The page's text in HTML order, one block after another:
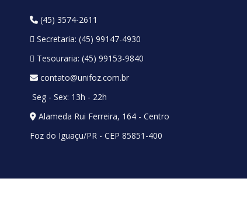
(45) 3574-2611
Secretaria: (45) 99147-4930
Tesouraria: (45) 99153-9840
contato@unifoz.com.br
Seg - Sex: 13h - 22h
Alameda Rui Ferreira, 164 - Centro
Foz do Iguaçu/PR - CEP 85851-400